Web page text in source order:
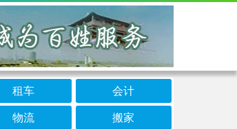
租车 会计
物流 搬家